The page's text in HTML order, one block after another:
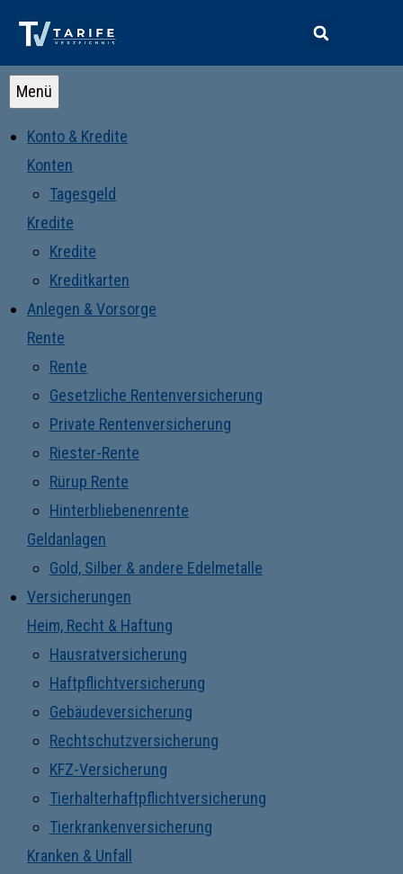
Menü
Konto & Kredite
Konten
Tagesgeld
Kredite
Kredite
Kreditkarten
Anlegen & Vorsorge
Rente
Rente
Gesetzliche Rentenversicherung
Private Rentenversicherung
Riester-Rente
Rürup Rente
Hinterbliebenenrente
Geldanlagen
Gold, Silber & andere Edelmetalle
Versicherungen
Heim, Recht & Haftung
Hausratversicherung
Haftpflichtversicherung
Gebäudeversicherung
Rechtschutzversicherung
KFZ-Versicherung
Tierhalterhaftpflichtversicherung
Tierkrankenversicherung
Kranken & Unfall